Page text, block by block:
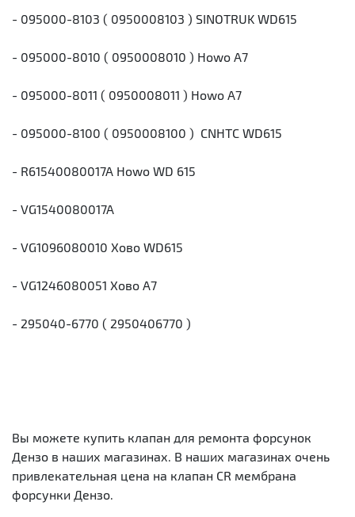
- 095000-8103 ( 0950008103 ) SINOTRUK WD615
- 095000-8010 ( 0950008010 ) Howo A7
- 095000-8011 ( 0950008011 ) Howo A7
- 095000-8100 ( 0950008100 ) CNHTC WD615
- R61540080017A Howo WD 615
- VG1540080017A
- VG1096080010 Хово WD615
- VG1246080051 Хово А7
- 295040-6770 ( 2950406770 )
Вы можете купить клапан для ремонта форсунок
Дензо в наших магазинах. В наших магазинах очень
привлекательная цена на клапан CR мембрана
форсунки Дензо.